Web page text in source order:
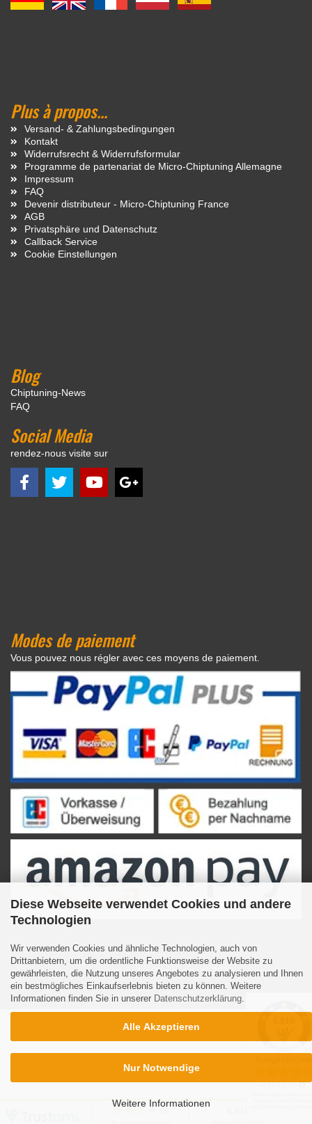
Diese Webseite verwendet Cookies und andere
Technologien
Wir verwenden Cookies und ähnliche Technologien, auch von
Drittanbietern, um die ordentliche Funktionsweise der Website zu
gewährleisten, die Nutzung unseres Angebotes zu analysieren und Ihnen
ein bestmögliches Einkaufserlebnis bieten zu können. Weitere
Informationen finden Sie in unserer Datenschutzerklärung
Alle Akzeptieren
Nur Notwendige
Weitere Informationen
Plus à propos...
Versand- & Zahlungsbedingungen
Kontakt
Widerrufsrecht & Widerrufsformular
Programme de partenariat de Micro-Chiptuning Allemagne
Impressum
FAQ
Devenir distributeur - Micro-Chiptuning France
AGB
Privatsphäre und Datenschutz
Callback Service
Cookie Einstellungen
Blog
Chiptuning-News
FAQ
Social Media
rendez-nous visite sur
Modes de paiement
Vous pouvez nous régler avec ces moyens de paiement.
Internetshopby Gambio.de © 2023